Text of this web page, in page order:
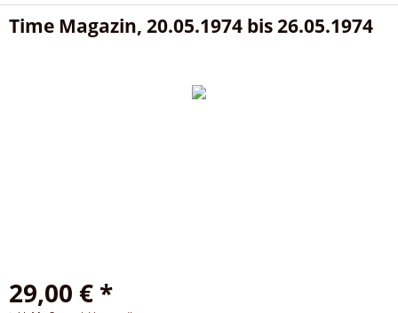
Time Magazin, 20.05.1974 bis 26.05.1974
29,00 € *